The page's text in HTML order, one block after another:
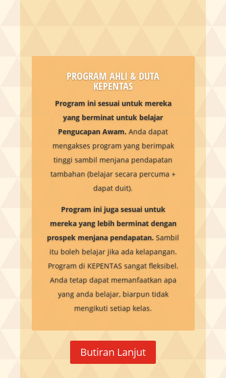
PROGRAM AHLI & DUTA
KEPENTAS
Program ini sesuai untuk mereka
yang berminat untuk belajar
Pengucapan Awam. Anda dapat
mengakses program yang berimpak
tinggi sambil menjana pendapatan
tambahan (belajar secara percuma +
dapat duit).
Program ini juga sesuai untuk
mereka yang lebih berminat dengan
prospek menjana pendapatan. Sambil
itu boleh belajar jika ada kelapangan.
Program di KEPENTAS sangat fleksibel.
Anda tetap dapat memanfaatkan apa
yang anda belajar, biarpun tidak
mengikuti setiap kelas.
Butiran Lanjut